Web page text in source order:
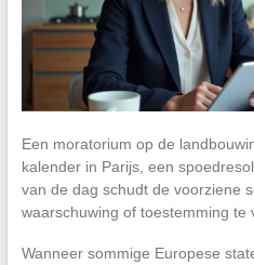
Een moratorium op de
kalender in Parijs, een
van de dag schudt de voorziene
waarschuwing of toestemming te
Wanneer sommige Europese